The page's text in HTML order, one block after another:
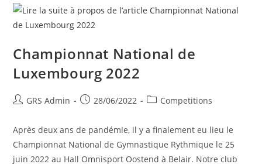
Championnat National de
Luxembourg 2022
GRS Admin 28/06/2022 Competitions
Après deux ans de pandémie, il y a finalement eu lieu le
Championnat National de Gymnastique Rythmique le 25
juin 2022 au Hall Omnisport Oostend à Belair. Notre club